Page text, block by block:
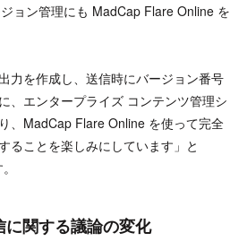
ョン管理にも MadCap Flare Online を
力を作成し、送信時にバージョン番号
、エンタープライズ コンテンツ管理シ
、MadCap Flare Online を使って完全
ることを楽しみにしています」と
に関する議論の変化